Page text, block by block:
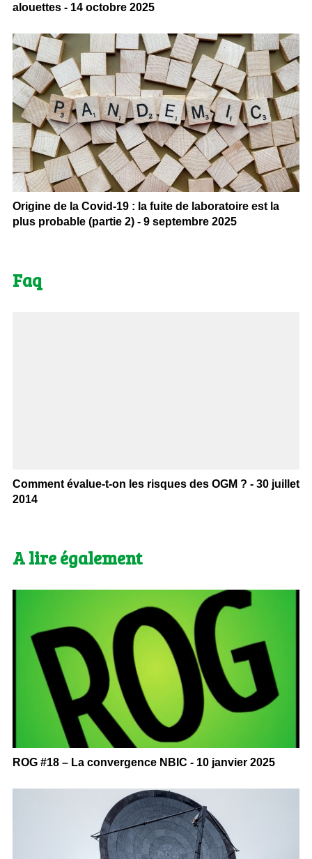
alouettes - 14 octobre 2025
Origine de la Covid-19 : la fuite de laboratoire est la
plus probable (partie 2) - 9 septembre 2025
Faq
Comment évalue-t-on les risques des OGM ? - 30 juillet
2014
A lire également
ROG #18 – La convergence NBIC - 10 janvier 2025